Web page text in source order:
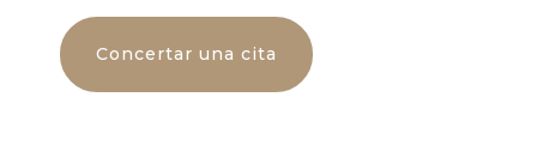
Concertar una cita